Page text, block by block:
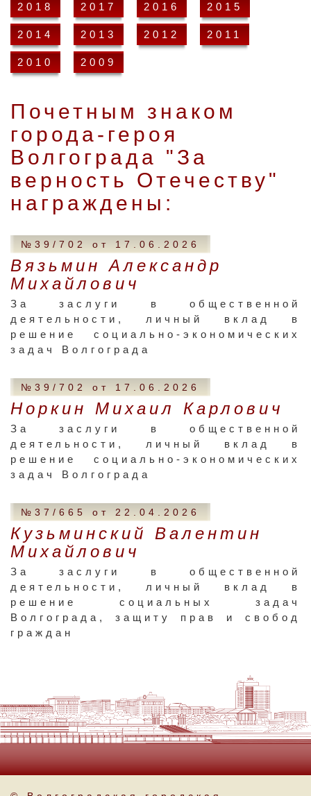
2018 2017 2016 2015
2014 2013 2012 2011
2010 2009
Почетным знаком
города-героя
Волгограда "За
верность Отечеству"
награждены:
№39/702 от 17.06.2026
Вязьмин Александр
Михайлович
За заслуги в общественной
деятельности, личный вклад в
решение социально-экономических
задач Волгограда
№39/702 от 17.06.2026
Норкин Михаил Карлович
За заслуги в общественной
деятельности, личный вклад в
решение социально-экономических
задач Волгограда
№37/665 от 22.04.2026
Кузьминский Валентин
Михайлович
За заслуги в общественной
деятельности, личный вклад в
решение социальных задач
Волгограда, защиту прав и свобод
граждан